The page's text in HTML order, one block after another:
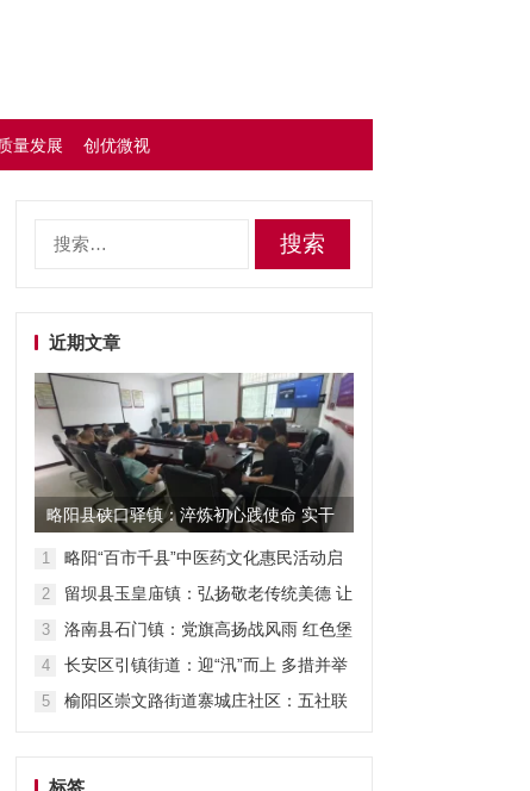
量发展 创优微视
近期文章
略阳县硖口驿镇：淬炼初心践使命 实干
担当显作为
1
略阳“百市千县”中医药文化惠民活动启
2
留坝县玉皇庙镇：弘扬敬老传统美德 让
3
洛南县石门镇：党旗高扬战风雨 红色堡
4
长安区引镇街道：迎“汛”而上 多措并举
5
榆阳区崇文路街道寨城庄社区：五社联
标签